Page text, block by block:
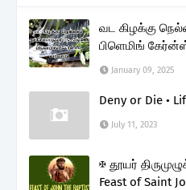
வட கிழக்கு
பிளெமிங்
January 09, 2025
Deny or Die •
July 11, 2023
✠ தூயர்
Feast of Saint